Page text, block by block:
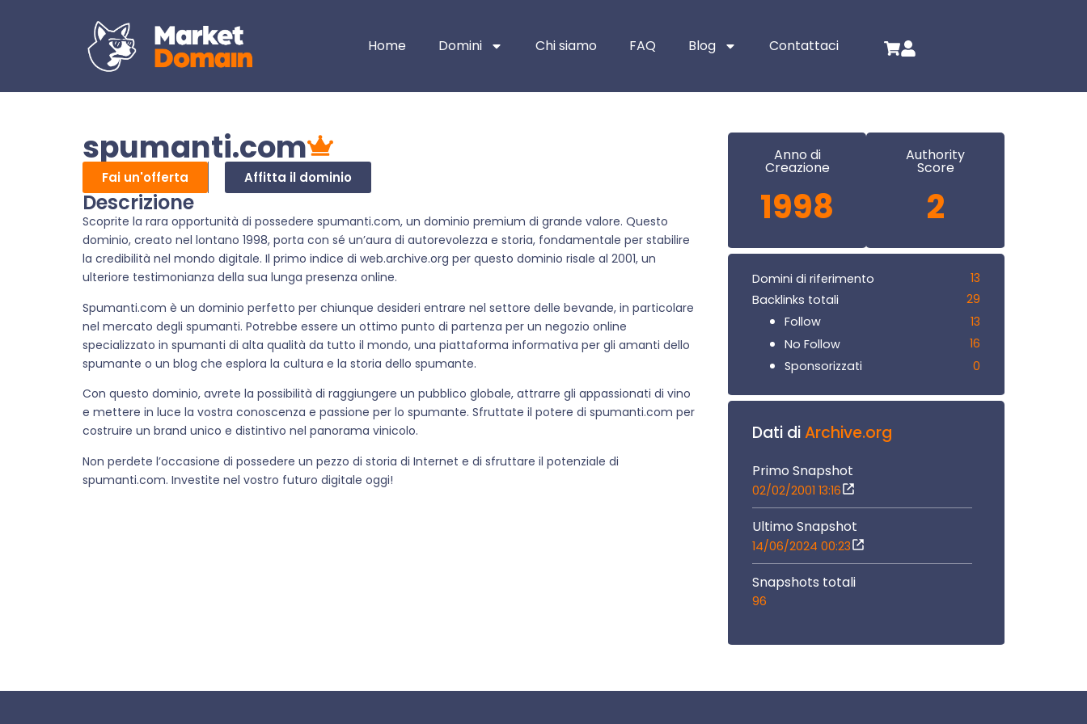
Home Domini Chi siamo FAQ Blog Contattaci
spumanti.com
Fai un'offerta Affitta il dominio
Descrizione
Scoprite la rara opportunità di possedere spumanti.com, un dominio premium di grande valore. Questo
dominio, creato nel lontano 1998, porta con sé un’aura di autorevolezza e storia, fondamentale per stabilire
la credibilità nel mondo digitale. Il primo indice di web.archive.org per questo dominio risale al 2001, un
ulteriore testimonianza della sua lunga presenza online.
Spumanti.com è un dominio perfetto per chiunque desideri entrare nel settore delle bevande, in particolare
nel mercato degli spumanti. Potrebbe essere un ottimo punto di partenza per un negozio online
specializzato in spumanti di alta qualità da tutto il mondo, una piattaforma informativa per gli amanti dello
spumante o un blog che esplora la cultura e la storia dello spumante.
Con questo dominio, avrete la possibilità di raggiungere un pubblico globale, attrarre gli appassionati di vino
e mettere in luce la vostra conoscenza e passione per lo spumante. Sfruttate il potere di spumanti.com per
costruire un brand unico e distintivo nel panorama vinicolo.
Non perdete l’occasione di possedere un pezzo di storia di Internet e di sfruttare il potenziale di
spumanti.com. Investite nel vostro futuro digitale oggi!
Anno di
Creazione
1998
Authority
Score
2
Domini di riferimento
13
Backlinks totali
29
Follow
13
No Follow
16
Sponsorizzati
0
Dati diArchive.org
Primo Snapshot
02/02/2001 13:16
Ultimo Snapshot
14/06/2024 00:23
Snapshots totali
96